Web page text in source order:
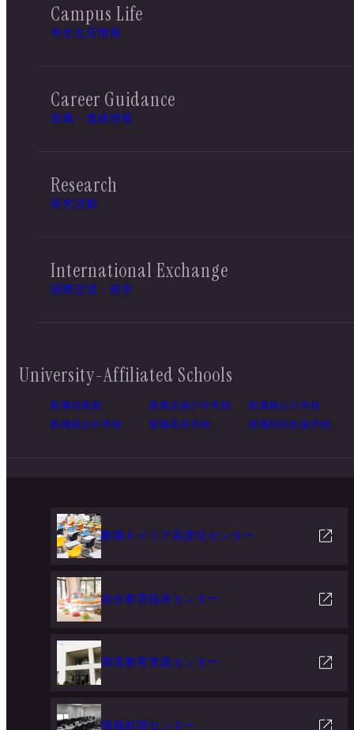
Campus Life
学生生活情報
Career Guidance
就職・進路情報
Research
研究活動
International Exchange
国際交流・留学
University-Affiliated Schools
附属幼稚園 附属京都小中学校
附属桃山小学校
附属桃山中学校
附属高等学校 附属特別支援学校
教職キャリア高度化センター
総合教育臨床センター
環境教育実践センター
情報処理センター